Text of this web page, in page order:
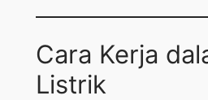
Cara Kerja
Listrik